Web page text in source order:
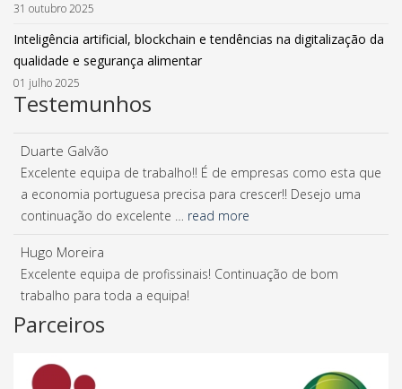
31 outubro 2025
Inteligência artificial, blockchain e tendências na digitalização da
qualidade e segurança alimentar
01 julho 2025
Testemunhos
Duarte Galvão
Excelente equipa de trabalho!! É de empresas como esta que
a economia portuguesa precisa para crescer!! Desejo uma
continuação do excelente … read more
Hugo Moreira
Excelente equipa de profissinais! Continuação de bom
trabalho para toda a equipa!
Parceiros